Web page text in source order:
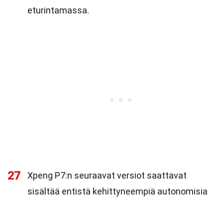
eturintamassa.
27
Xpeng P7:n seuraavat versiot saattavat
sisältää entistä kehittyneempiä autonomisia